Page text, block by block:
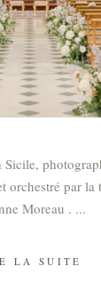
Sicile,
orchestré par la
Moreau .
LA SUITE